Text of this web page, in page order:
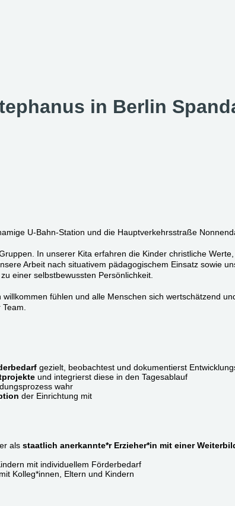
in Berlin
U-Bahn-Station und die Hauptverkehrsstraße
In unserer Kita erfahren die Kinder christliche
Arbeit nach situativem pädagogischem Einsatz sowie
einer selbstbewussten Persönlichkeit.
fühlen und alle Menschen sich wertschätzend
gezielt, beobachtest und dokumentierst
und integrierst diese in den Tagesablauf
wahr
der Einrichtung mit
als staatlich anerkannte*r Erzieher*in mit einer
mit individuellem Förderbedarf
mit Kolleg*innen, Eltern und Kindern